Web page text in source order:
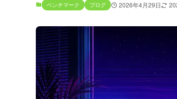
ベンチマーク ブログ 2026年4月29日